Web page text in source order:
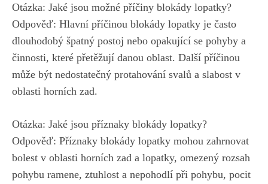
Otázka: Jaké jsou možné příčiny blokády lopatky?
Odpověď: Hlavní příčinou blokády lopatky je často
dlouhodobý špatný postoj nebo opakující se pohyby a
činnosti, které přetěžují danou oblast. Další příčinou
může být nedostatečný protahování svalů a slabost v
oblasti horních zad.
Otázka: Jaké jsou příznaky blokády lopatky?
Odpověď: Příznaky blokády lopatky mohou zahrnovat
bolest v oblasti horních zad a lopatky, omezený rozsah
pohybu ramene, ztuhlost a nepohodlí při pohybu, pocit